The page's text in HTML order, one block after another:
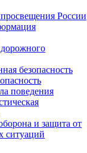
России
дорожного
безопасность
поведения
и защита от
ситуаций